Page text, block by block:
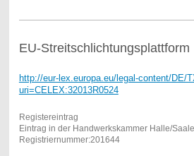
EU-Streitschlichtungsplattform
http://eur-lex.europa.eu/legal-content/DE/
uri=CELEX:32013R0524
Registereintrag
Eintrag in der Handwerkskammer Halle/Saale
Registriernummer:201644